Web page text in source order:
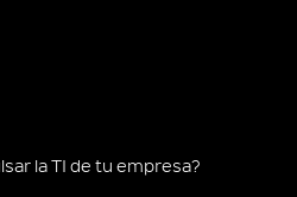
la TI de tu empresa?